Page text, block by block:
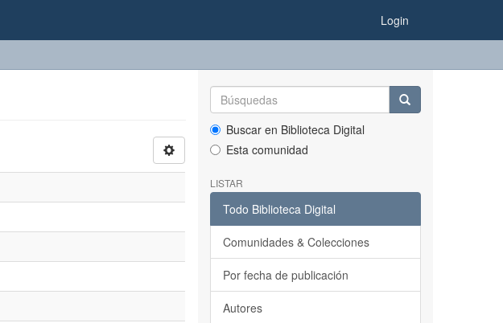
Login
Buscar en Biblioteca Digital
Esta comunidad
LISTAR
Todo Biblioteca Digital
Comunidades & Colecciones
Por fecha de publicación
Autores